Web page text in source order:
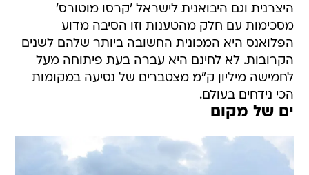
היצרנית וגם היבואנית לישראל 'קרסו מוטורס'
מסכימות עם חלק מהטענות וזו הסיבה מדוע
הפלואנס היא המכונית החשובה ביותר שלהם לשנים
הקרובות. לא לחינם היא עברה בעת פיתוחה מעל
לחמישה מיליון ק"מ מצטברים של נסיעה במקומות
הכי נידחים בעולם.
ים של מקום